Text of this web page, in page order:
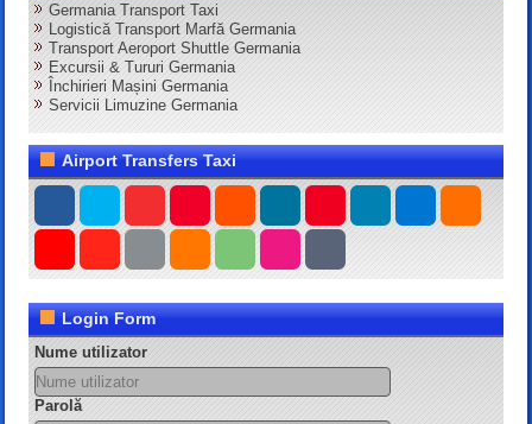
Germania Transport Taxi
Logistică Transport Marfă Germania
Transport Aeroport Shuttle Germania
Excursii & Tururi Germania
Închirieri Mașini Germania
Servicii Limuzine Germania
Airport Transfers Taxi
Login Form
Nume utilizator
Parolă